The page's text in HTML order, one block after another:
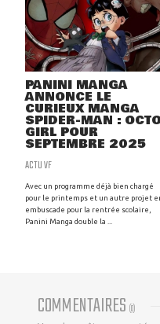
PANINI MANGA
ANNONCE LE
CURIEUX MANGA
SPIDER-MAN :
GIRL POUR
SEPTEMBRE 2025
ACTU VF
Avec un programme déjà bien chargé
pour le printemps et un autre projet
embuscade pour la rentrée scolaire,
Panini Manga double la ...
COMMENTAIRES (0)